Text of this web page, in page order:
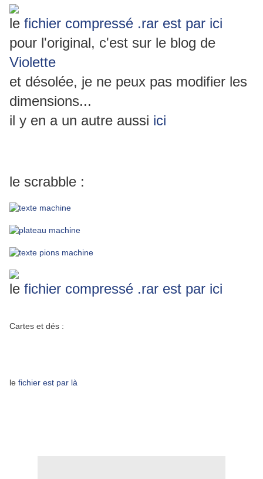
le fichier compressé .rar est par ici
pour l'original, c'est sur le blog de
Violette
et désolée, je ne peux pas modifier les
dimensions...
il y en a un autre aussi ici
le scrabble :
le fichier compressé .rar est par ici
Cartes et dés :
le fichier est par là